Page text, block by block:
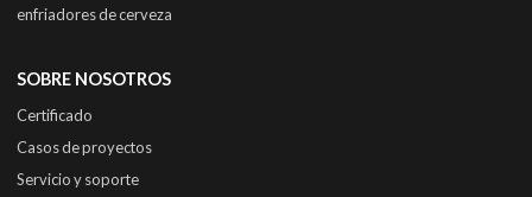
enfriadores de cerveza
SOBRE NOSOTROS
Certificado
Casos de proyectos
Servicio y soporte